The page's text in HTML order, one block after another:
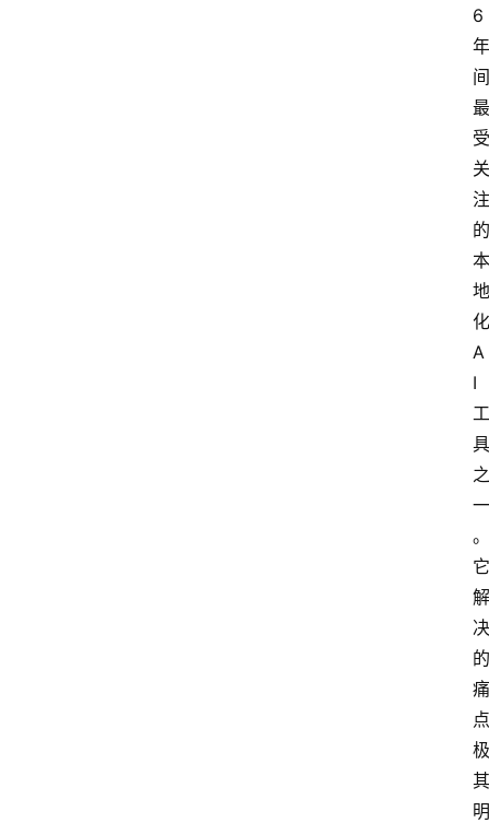
6
年
间
最
受
关
注
的
本
地
化
A
I
工
具
之
一
。
它
解
决
的
痛
点
极
其
明